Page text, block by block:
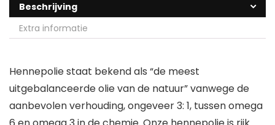
Beschrijving
Extra informatie
Hennepolie staat bekend als “de meest
uitgebalanceerde olie van de natuur” vanwege de
aanbevolen verhouding, ongeveer 3: 1, tussen omega